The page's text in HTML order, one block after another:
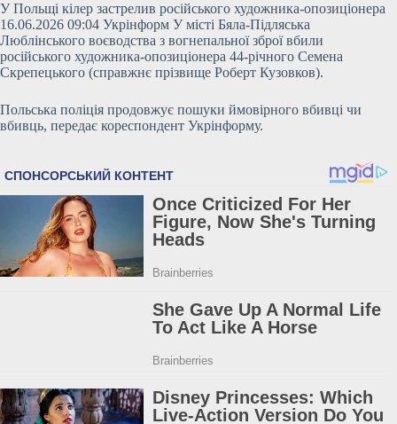
У Польщі кілер застрелив російського художника-опозиціонера
16.06.2026 09:04 Укрінформ У місті Бяла-Підляська
Люблінського воєводства з вогнепальної зброї вбили
російського художника-опозиціонера 44-річного Семена
Скрепецького (справжнє прізвище Роберт Кузовков).
Польська поліція продовжує пошуки ймовірного вбивці чи
вбивць, передає кореспондент Укрінформу.